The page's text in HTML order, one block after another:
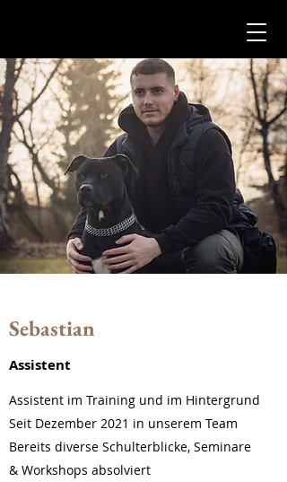
Sebastian
Assistent
Assistent im Training und im Hintergrund
Seit Dezember 2021 in unserem Team
Bereits diverse Schulterblicke, Seminare
& Workshops absolviert